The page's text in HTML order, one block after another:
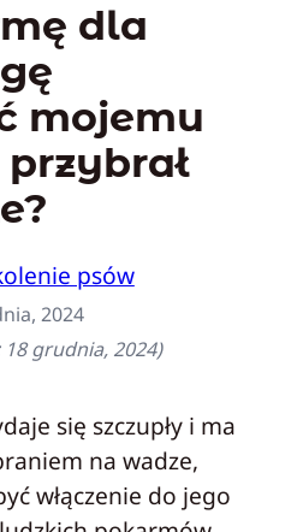
dla
mojemu
psów
2024
18 grudnia, 2024)
się szczupły i ma
na wadze,
włączenie do jego